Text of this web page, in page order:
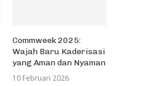
Commweek 2025:
Wajah Baru Kaderisasi
yang Aman dan Nyaman
10 Februari 2026